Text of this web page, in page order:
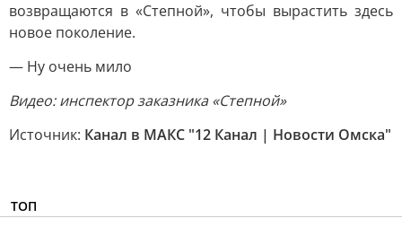
возвращаются в «Степной», чтобы вырастить здесь
новое поколение.
— Ну очень мило
Видео: инспектор заказника «Степной»
Источник: Канал в МАКС "12 Канал | Новости Омска"
ТОП